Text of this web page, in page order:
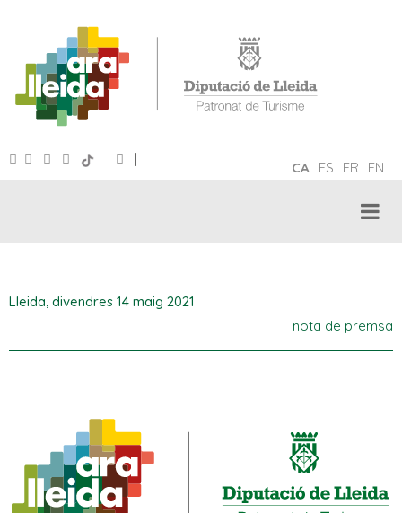
CA ES FR EN
|
Lleida, divendres 14 maig 2021
nota de premsa